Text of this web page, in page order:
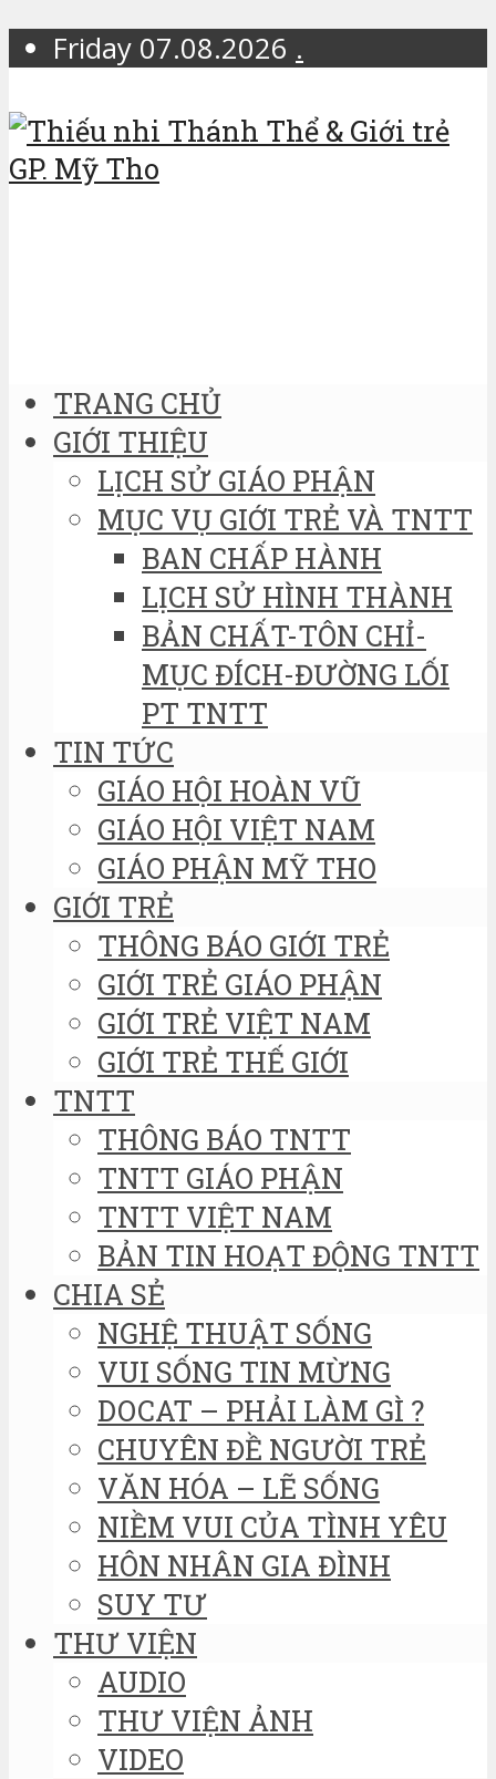
Friday 07.08.2026 .
TRANG CHỦ
GIỚI THIỆU
LỊCH SỬ GIÁO PHẬN
MỤC VỤ GIỚI TRẺ VÀ TNTT
BAN CHẤP HÀNH
LỊCH SỬ HÌNH THÀNH
BẢN CHẤT-TÔN CHỈ-
MỤC ĐÍCH-ĐƯỜNG LỐI
PT TNTT
TIN TỨC
GIÁO HỘI HOÀN VŨ
GIÁO HỘI VIỆT NAM
GIÁO PHẬN MỸ THO
GIỚI TRẺ
THÔNG BÁO GIỚI TRẺ
GIỚI TRẺ GIÁO PHẬN
GIỚI TRẺ VIỆT NAM
GIỚI TRẺ THẾ GIỚI
TNTT
THÔNG BÁO TNTT
TNTT GIÁO PHẬN
TNTT VIỆT NAM
BẢN TIN HOẠT ĐỘNG TNTT
CHIA SẺ
NGHỆ THUẬT SỐNG
VUI SỐNG TIN MỪNG
DOCAT – PHẢI LÀM GÌ ?
CHUYÊN ĐỀ NGƯỜI TRẺ
VĂN HÓA – LẼ SỐNG
NIỀM VUI CỦA TÌNH YÊU
HÔN NHÂN GIA ĐÌNH
SUY TƯ
THƯ VIỆN
AUDIO
THƯ VIỆN ẢNH
VIDEO